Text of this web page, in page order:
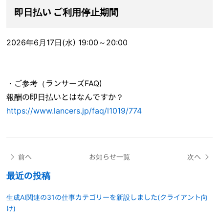
即日払い ご利用停止期間
2026年6月17日(水) 19:00～20:00
・ご参考（ランサーズFAQ)
報酬の即日払いとはなんですか？
https://www.lancers.jp/faq/l1019/774
前へ お知らせ一覧 次へ
最近の投稿
生成AI関連の31の仕事カテゴリーを新設しました(クライアント向
け)